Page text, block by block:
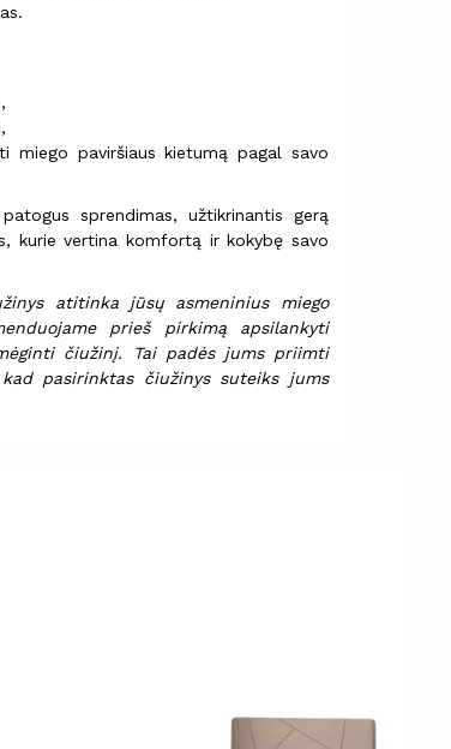
miego paviršiaus kietumą pagal savo
sprendimas, užtikrinantis gerą
kurie vertina komfortą ir kokybę savo
atitinka jūsų asmeninius miego
prieš pirkimą apsilankyti
čiužinį. Tai padės jums priimti
pasirinktas čiužinys suteiks jums